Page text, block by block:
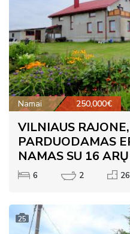
Namai 250,000€
VILNIAUS
PARDUODAMAS
NAMAS SU 16
6 2
25